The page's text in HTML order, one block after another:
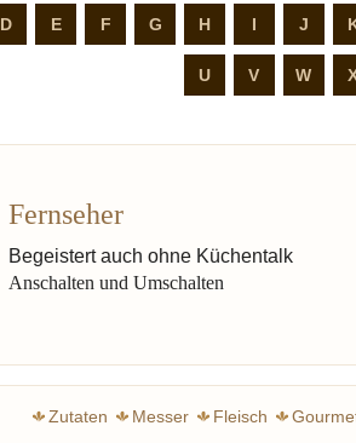
D E F G H I J
U V W
Fernseher
Begeistert auch ohne Küchentalk
Anschalten und Umschalten
Zutaten Messer Fleisch
Zart schwebender